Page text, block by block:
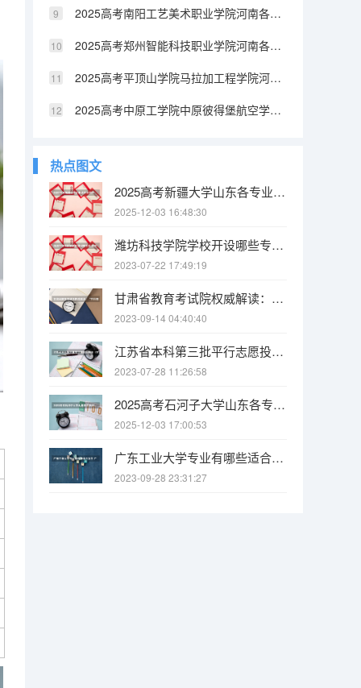
2025高考南阳工艺美术职业学院河南各专业招生人数（2026参考）
2025高考郑州智能科技职业学院河南各专业招生人数（2026参考）
2025高考平顶山学院马拉加工程学院河南各专业招生人数（2026参考）
2025高考中原工学院中原彼得堡航空学院河南各专业招生人数（2026参考）
热点图文
2025高考新疆大学山东各专业招生人数（2026参考）
2025-12-03 16:48:30
潍坊科技学院学校开设哪些专业 潍坊科技学院王牌专业推荐
2023-07-22 17:49:19
甘肃省教育考试院权威解读：“平行志愿”如何录取 江苏省高职(专科)统招批次平行志愿投档线(文科)
2023-09-14 04:40:40
江苏省本科第三批平行志愿投档线（文科） “平行志愿”非“平等志愿” 两个原则要注意
2023-07-28 11:26:58
2025高考石河子大学山东各专业招生人数（2026参考）
2025-12-03 17:00:53
广东工业大学专业有哪些适合女生 广东工业大学专业推荐
2023-09-28 23:31:27